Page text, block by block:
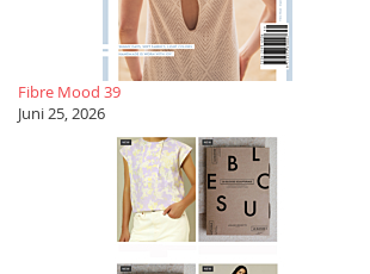
Fibre Mood 39
Juni 25, 2026